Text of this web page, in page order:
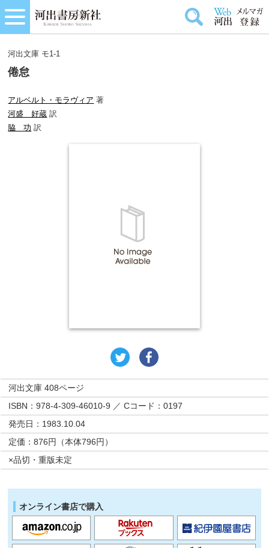
河出文庫 モ1-1
倦怠
アルベルト・モラヴィア 著
河盛 好蔵 訳
脇 功 訳
河出文庫 408ページ
ISBN：978-4-309-46010-9 ／ Cコード：0197
発売日：1983.10.04
定価：876円（本体796円）
×品切・重版未定
オンライン書店で購入